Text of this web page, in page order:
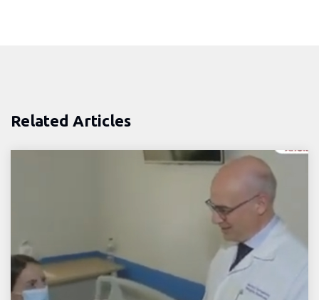
Related Articles